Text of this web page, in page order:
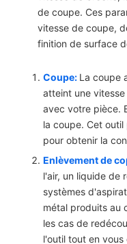
de coupe. Ces
vitesse de coupe,
finition de surface
Coupe: La coupe
atteint une
avec votre pièce.
la coupe. Cet
pour obtenir la
Enlèvement de
l'air, un liquide de
systèmes
métal produits au
les cas de
l'outil tout en